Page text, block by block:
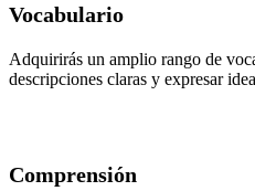
Vocabulario
Adquirirás un amplio rango de
descripciones claras y expresar
Comprensión